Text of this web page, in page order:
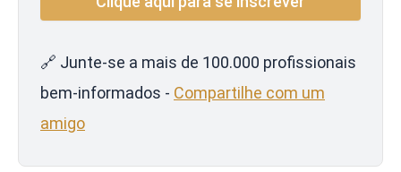
🔗 Junte-se a mais de 100.000 profissionais
bem-informados - Compartilhe com um
amigo